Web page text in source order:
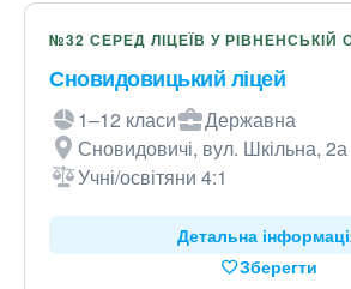
№32 СЕРЕД ЛІЦЕЇВ У РІВНЕНСЬКІЙ
Сновидовицький ліцей
1–12 класи
Державна
Сновидовичі, вул. Шкільна, 2а
Учні/освітяни 4:1
Детальна
Зберегти